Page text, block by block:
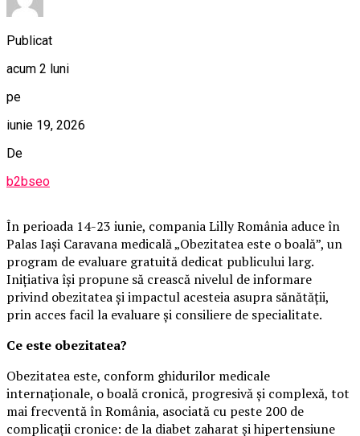
Publicat
acum 2 luni
pe
iunie 19, 2026
De
b2bseo
În perioada 14-23 iunie, compania Lilly România aduce în
Palas Iași Caravana medicală „Obezitatea este o boală”, un
program de evaluare gratuită dedicat publicului larg.
Inițiativa își propune să crească nivelul de informare
privind obezitatea și impactul acesteia asupra sănătății,
prin acces facil la evaluare și consiliere de specialitate.
Ce este obezitatea?
Obezitatea este, conform ghidurilor medicale
internaționale, o boală cronică, progresivă și complexă, tot
mai frecventă în România, asociată cu peste 200 de
complicații cronice: de la diabet zaharat și hipertensiune